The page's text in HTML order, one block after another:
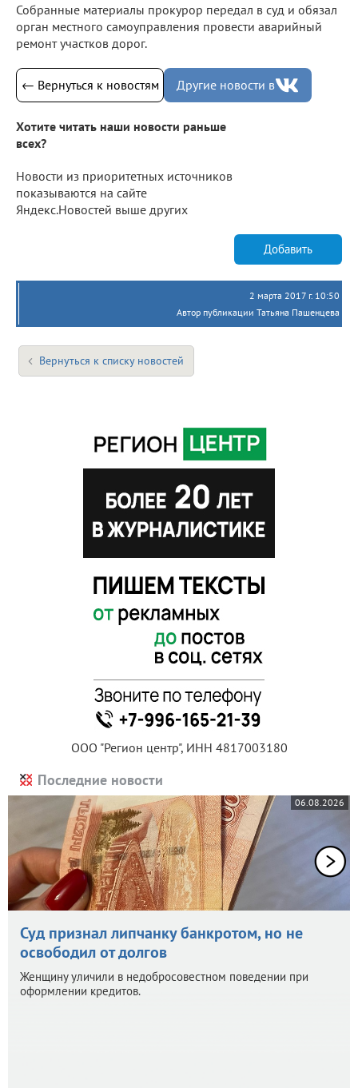
Собранные материалы прокурор передал в суд и обязал
орган местного самоуправления провести аварийный
ремонт участков дорог.
← Вернуться к новостям Другие новости в
Хотите читать наши новости раньше
всех?
Новости из приоритетных источников
показываются на сайте
Яндекс.Новостей выше других
Добавить
2 марта 2017 г. 10:50
Автор публикации Татьяна Пашенцева
Вернуться к списку новостей
ООО "Регион центр", ИНН 4817003180
Последние новости
06.08.2026
Суд признал липчанку банкротом, но не
освободил от долгов
Женщину уличили в недобросовестном поведении при
оформлении кредитов.